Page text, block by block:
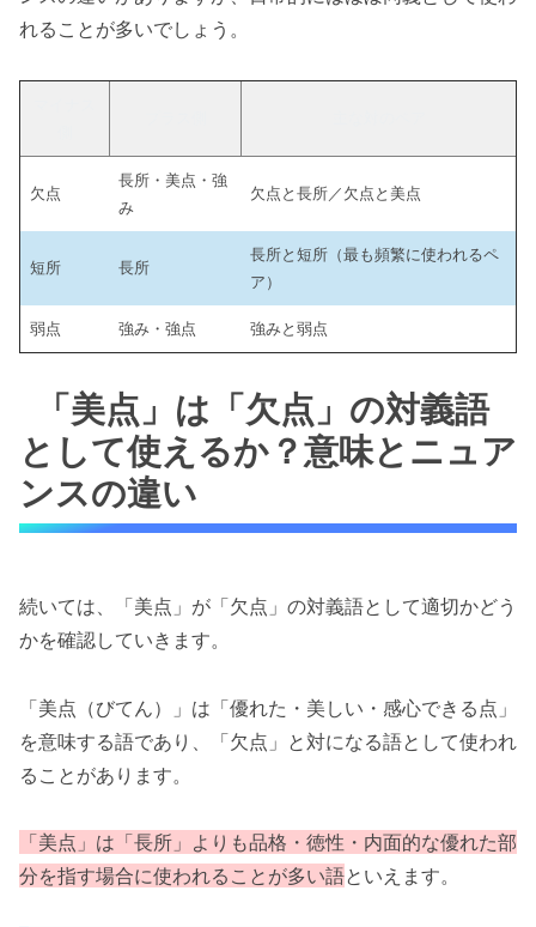
れることが多いでしょう。
欠点
長所・美点・強
み
欠点と長所／欠点と美点
短所 長所
長所と短所（最も頻繁に使われるペ
ア）
弱点 強み・強点 強みと弱点
「美点」は「欠点」の対義語
として使えるか？意味とニュア
ンスの違い
続いては、「美点」が「欠点」の対義語として適切かどう
かを確認していきます。
「美点（びてん）」は「優れた・美しい・感心できる点」
を意味する語であり、「欠点」と対になる語として使われ
ることがあります。
「美点」は「長所」よりも品格・徳性・内面的な優れた部
分を指す場合に使われることが多い語といえます。